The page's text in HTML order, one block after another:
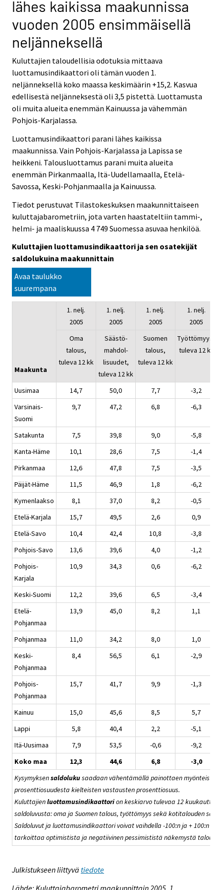
lähes kaikissa maakunnissa
vuoden 2005 ensimmäisellä
neljänneksellä
Kuluttajien taloudellisia odotuksia mittaava
luottamusindikaattori oli tämän vuoden 1.
neljänneksellä koko maassa keskimäärin +15,2. Kasvua
edellisestä neljänneksestä oli 3,5 pistettä. Luottamusta
oli muita alueita enemmän Kainuussa ja vähemmän
Pohjois-Karjalassa.
Luottamusindikaattori parani lähes kaikissa
maakunnissa. Vain Pohjois-Karjalassa ja Lapissa se
heikkeni. Talousluottamus parani muita alueita
enemmän Pirkanmaalla, Itä-Uudellamaalla, Etelä-
Savossa, Keski-Pohjanmaalla ja Kainuussa.
Tiedot perustuvat Tilastokeskuksen maakunnittaiseen
kuluttajabarometriin, jota varten haastateltiin tammi-,
helmi- ja maaliskuussa 4 749 Suomessa asuvaa henkilöä.
Kuluttajien luottamusindikaattori ja sen osatekijät
saldolukuina maakunnittain
Avaa taulukko
suurempana
Maakunta
1. nelj.
2005
1. nelj.
2005
1. nelj.
2005
1. nelj.
2005
Oma
talous,
tuleva 12 kk
Säästö-
mahdol-
lisuudet,
tuleva 12 kk
Suomen
talous,
tuleva 12 kk
Työttömyys,
tuleva 12 kk
Uusimaa 14,7 50,0 7,7
-3,2
Varsinais-
Suomi
9,7 47,2 6,8 -6,3
Satakunta 7,5 39,8 9,0
-5,8
Kanta-Häme
10,1 28,6 7,5
-1,4
Pirkanmaa
12,6 47,8 7,5
-3,5
Päijät-Häme
11,5 46,9 1,8
-6,2
Kymenlaakso
8,1 37,0 8,2
-0,5
Etelä-Karjala
15,7 49,5 2,6
0,9
Etelä-Savo
10,4 42,4 10,8
-3,8
Pohjois-Savo
13,6 39,6 4,0
-1,2
Pohjois-
Karjala
10,9 34,3 0,6 -6,2
Keski-Suomi 12,2 39,6 6,5
-3,4
Etelä-
Pohjanmaa
13,9 45,0 8,2 1,1
Pohjanmaa 11,0 34,2 8,0
1,0
Keski-
Pohjanmaa
8,4 56,5 6,1 -2,9
Pohjois-
Pohjanmaa
15,7 41,7 9,9 -1,3
Kainuu 15,0 45,6 8,5
5,7
Lappi
5,8 40,4 2,2
-5,1
Itä-Uusimaa
7,9 53,5 -0,6
-9,2
Koko maa
12,3 44,6 6,8
-3,0
Kysymyksensaldolukusaadaan vähentämällä painottaen myönteisten
prosenttiosuudesta kielteisten vastausten prosenttiosuus.
Kuluttajienluottamusindikaattorion keskiarvo tulevaa 12 kuukautta
saldoluvusta: oma ja Suomen talous, työttömyys sekä kotitalouden
Saldoluvut ja luottamusindikaattori voivat vaihdella -100:n ja + 100:n
tarkoittaa optimistista ja negatiivinen pessimististä näkemystä
Julkistukseen liittyvä tiedote
Lähde: Kuluttajabarometri maakunnittain 2005, 1.